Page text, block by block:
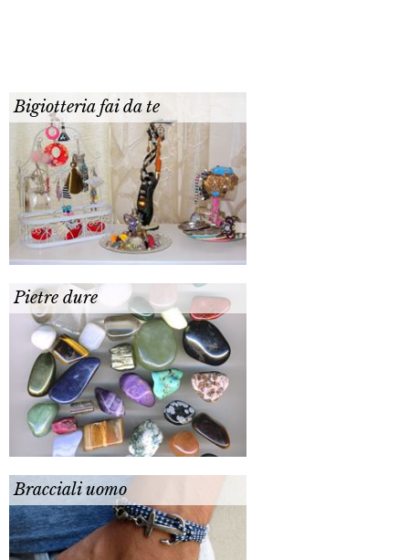
Bigiotteria fai da te
Pietre dure
Bracciali uomo